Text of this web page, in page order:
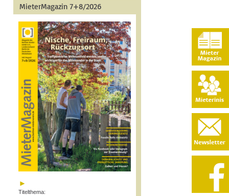
MieterMagazin 7+8/2026
Titelthema: